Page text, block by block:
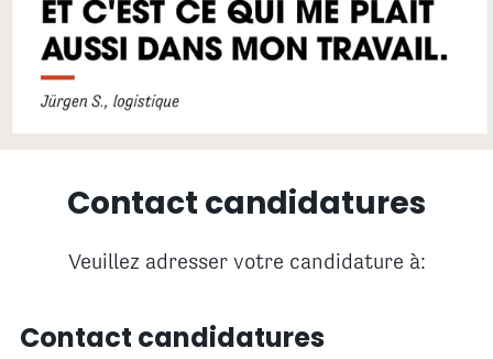
Contact candidatures
Veuillez adresser votre candidature à:
Contact candidatures